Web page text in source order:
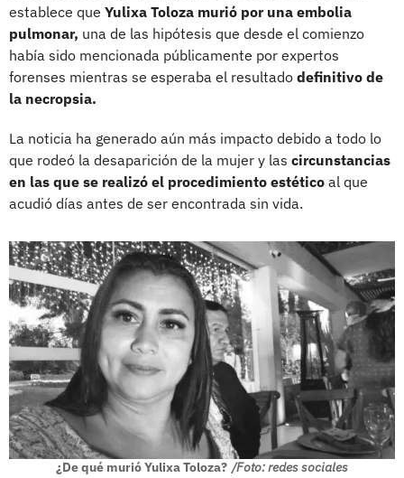
establece que Yulixa Toloza murió por una embolia
pulmonar, una de las hipótesis que desde el comienzo
había sido mencionada públicamente por expertos
forenses mientras se esperaba el resultado definitivo de
la necropsia.
La noticia ha generado aún más impacto debido a todo lo
que rodeó la desaparición de la mujer y las circunstancias
en las que se realizó el procedimiento estético al que
acudió días antes de ser encontrada sin vida.
¿De qué murió Yulixa Toloza? /Foto: redes sociales